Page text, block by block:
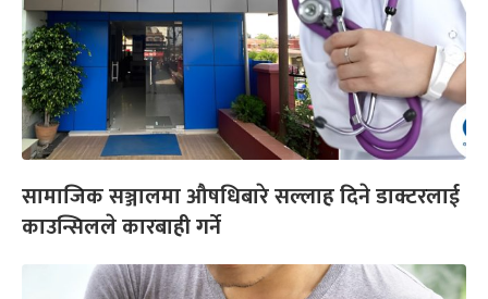
सामाजिक सञ्जालमा औषधिबारे सल्लाह दिने डाक्टरलाई
काउन्सिलले कारबाही गर्ने